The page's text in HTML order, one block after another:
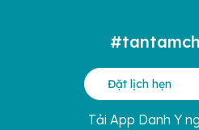
Đặt lịch hẹn
Tải App Danh Y